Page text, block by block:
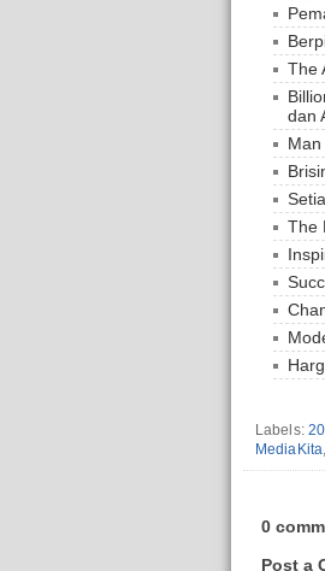
The
dan
The
Labels:
MediaKita,
0
Post a